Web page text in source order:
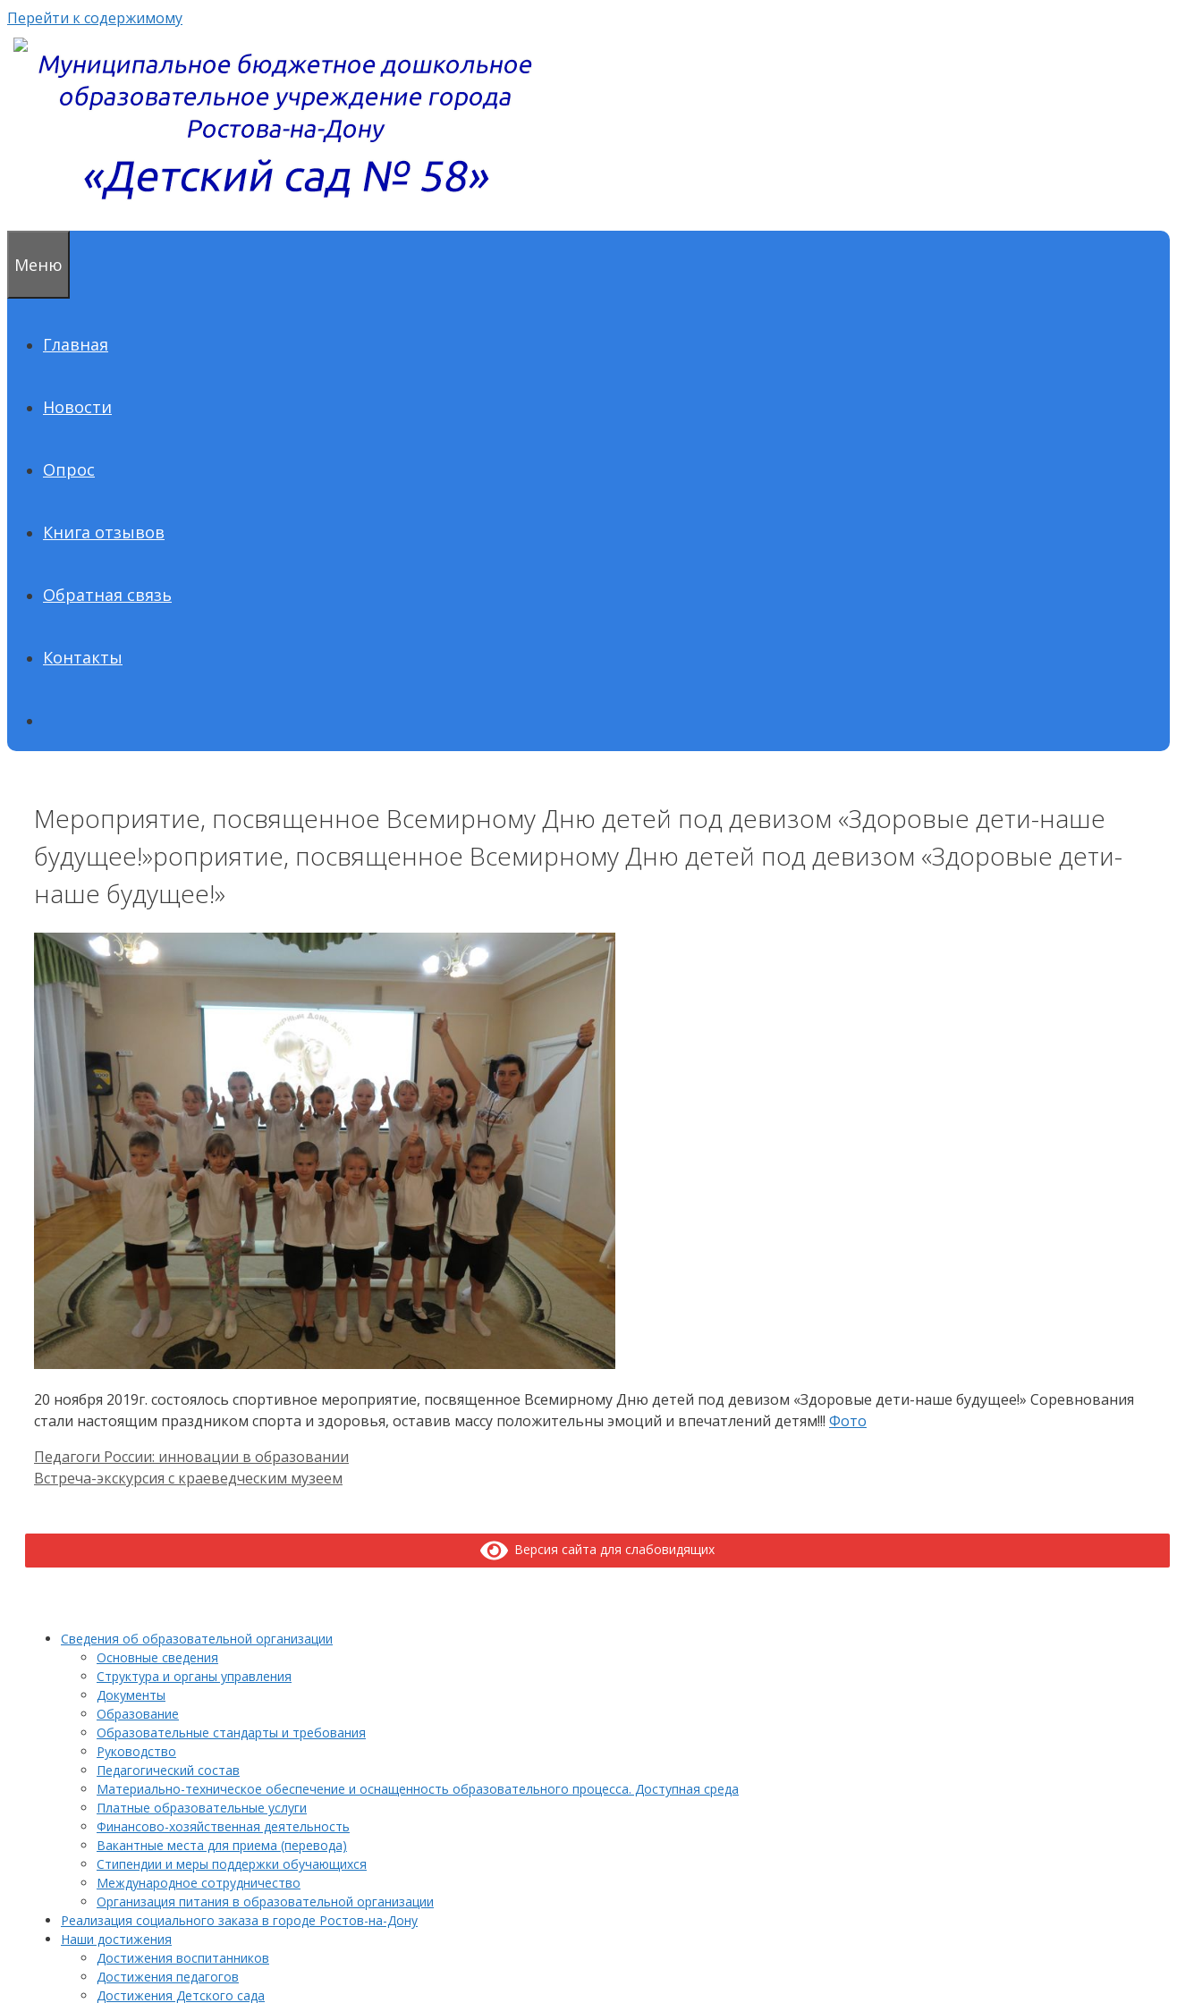
Перейти к содержимому
Меню
Главная
Новости
Опрос
Книга отзывов
Обратная связь
Контакты
Мероприятие, посвященное Всемирному Дню детей под девизом «Здоровые дети-наше
будущее!»роприятие, посвященное Всемирному Дню детей под девизом «Здоровые дети-
наше будущее!»
20 ноября 2019г. состоялось спортивное мероприятие, посвященное Всемирному Дню детей под девизом «Здоровые дети-наше будущее!» Соревнования
стали настоящим праздником спорта и здоровья, оставив массу положительны эмоций и впечатлений детям!!! Фото
Педагоги России: инновации в образовании
Встреча-экскурсия с краеведческим музеем
Версия сайта для слабовидящих
Сведения об образовательной организации
Основные сведения
Структура и органы управления
Документы
Образование
Образовательные стандарты и требования
Руководство
Педагогический состав
Материально-техническое обеспечение и оснащенность образовательного процесса. Доступная среда
Платные образовательные услуги
Финансово-хозяйственная деятельность
Вакантные места для приема (перевода)
Стипендии и меры поддержки обучающихся
Международное сотрудничество
Организация питания в образовательной организации
Реализация социального заказа в городе Ростов-на-Дону
Наши достижения
Достижения воспитанников
Достижения педагогов
Достижения Детского сада